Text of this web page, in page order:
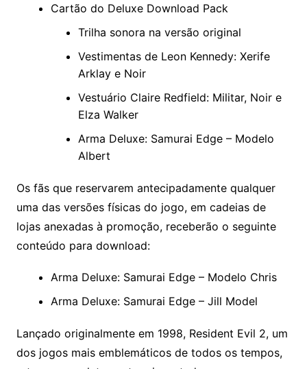
Cartão do Deluxe Download Pack
Trilha sonora na versão original
Vestimentas de Leon Kennedy: Xerife
Arklay e Noir
Vestuário Claire Redfield: Militar, Noir e
Elza Walker
Arma Deluxe: Samurai Edge – Modelo
Albert
Os fãs que reservarem antecipadamente qualquer
uma das versões físicas do jogo, em cadeias de
lojas anexadas à promoção, receberão o seguinte
conteúdo para download:
Arma Deluxe: Samurai Edge – Modelo Chris
Arma Deluxe: Samurai Edge – Jill Model
Lançado originalmente em 1998, Resident Evil 2, um
dos jogos mais emblemáticos de todos os tempos,